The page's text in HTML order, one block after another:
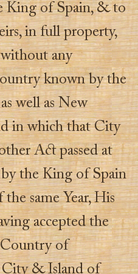
King of Spain, & to
in full property,
any
known by the
well as New
in which that City
Actpassed at
the King of Spain
same Year, His
accepted the
Country of
& Island of